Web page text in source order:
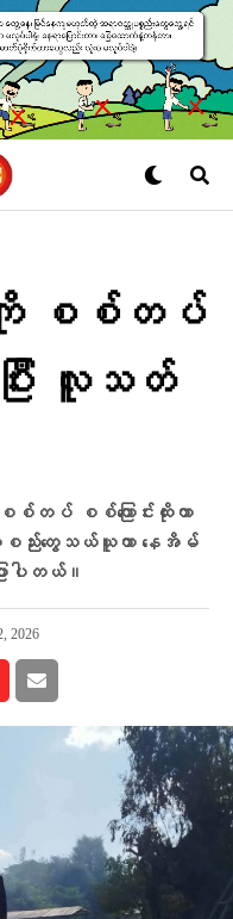
ယ်ကို စစ်တပ်
ြီး လူသတ်
တပ် စစ်ကြောင်းထိုးကာ
စ္စည်းတွေသယ်ယူကာ နေအိမ်
ပါတယ်။
2026